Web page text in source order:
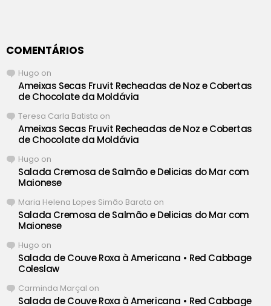
COMENTÁRIOS
Hugo on
Ameixas Secas Fruvit Recheadas de Noz e Cobertas
de Chocolate da Moldávia
Teresa Carla Batista on
Ameixas Secas Fruvit Recheadas de Noz e Cobertas
de Chocolate da Moldávia
Hugo on
Salada Cremosa de Salmão e Delicias do Mar com
Maionese
Maria Helena Lopes Simão Barata on
Salada Cremosa de Salmão e Delicias do Mar com
Maionese
Hugo on
Salada de Couve Roxa à Americana • Red Cabbage
Coleslaw
Carminda Marçal on
Salada de Couve Roxa à Americana • Red Cabbage